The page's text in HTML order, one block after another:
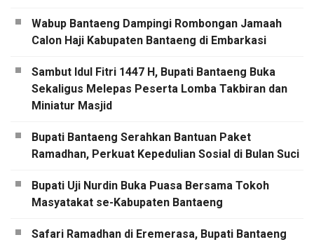
Wabup Bantaeng Dampingi Rombongan Jamaah
Calon Haji Kabupaten Bantaeng di Embarkasi
Sambut Idul Fitri 1447 H, Bupati Bantaeng Buka
Sekaligus Melepas Peserta Lomba Takbiran dan
Miniatur Masjid
Bupati Bantaeng Serahkan Bantuan Paket
Ramadhan, Perkuat Kepedulian Sosial di Bulan Suci
Bupati Uji Nurdin Buka Puasa Bersama Tokoh
Masyatakat se-Kabupaten Bantaeng
Safari Ramadhan di Eremerasa, Bupati Bantaeng